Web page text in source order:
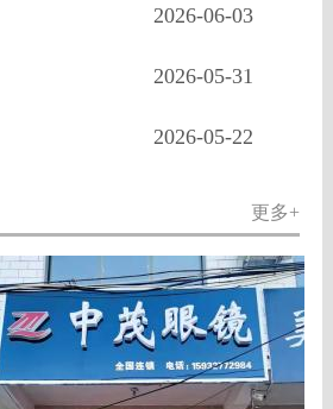
2026-06-03
2026-05-31
2026-05-22
更多+